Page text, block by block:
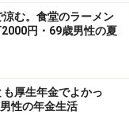
涼む。食堂のラーメン
円・69歳男性の夏
も厚生年金でよかっ
性の年金生活